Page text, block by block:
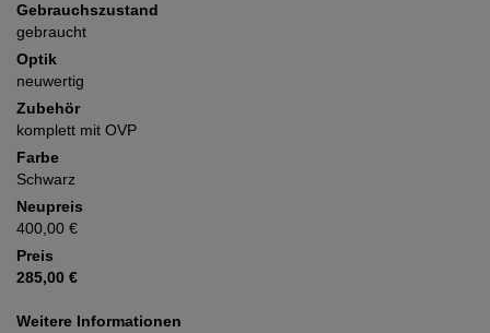
Gebrauchszustand
gebraucht
Optik
neuwertig
Zubehör
komplett mit OVP
Farbe
Schwarz
Neupreis
400,00 €
Preis
285,00 €
Weitere Informationen